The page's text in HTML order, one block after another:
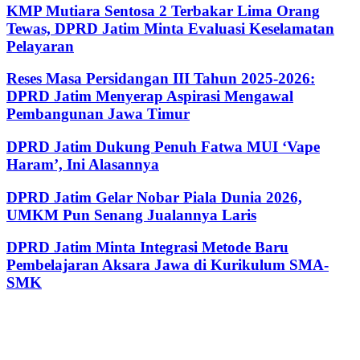
KMP Mutiara Sentosa 2 Terbakar Lima Orang
Tewas, DPRD Jatim Minta Evaluasi Keselamatan
Pelayaran
Reses Masa Persidangan III Tahun 2025-2026:
DPRD Jatim Menyerap Aspirasi Mengawal
Pembangunan Jawa Timur
DPRD Jatim Dukung Penuh Fatwa MUI ‘Vape
Haram’, Ini Alasannya
DPRD Jatim Gelar Nobar Piala Dunia 2026,
UMKM Pun Senang Jualannya Laris
DPRD Jatim Minta Integrasi Metode Baru
Pembelajaran Aksara Jawa di Kurikulum SMA-
SMK